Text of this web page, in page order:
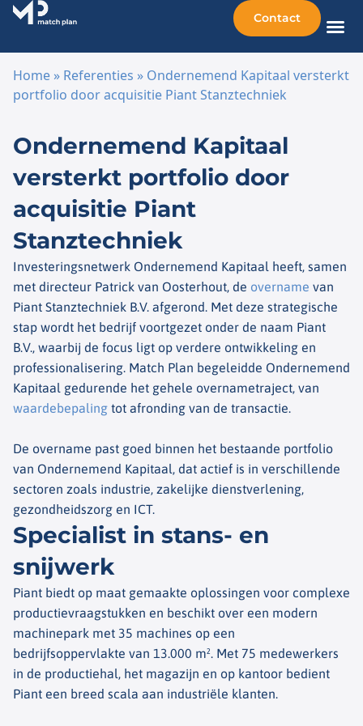
Contact
Home » Referenties » Ondernemend Kapitaal versterkt
portfolio door acquisitie Piant Stanztechniek
Ondernemend Kapitaal
versterkt portfolio door
acquisitie Piant
Stanztechniek
Investeringsnetwerk Ondernemend Kapitaal heeft, samen
met directeur Patrick van Oosterhout, de overname van
Piant Stanztechniek B.V. afgerond. Met deze strategische
stap wordt het bedrijf voortgezet onder de naam Piant
B.V., waarbij de focus ligt op verdere ontwikkeling en
professionalisering. Match Plan begeleidde Ondernemend
Kapitaal gedurende het gehele overnametraject, van
waardebepaling tot afronding van de transactie.
De overname past goed binnen het bestaande portfolio
van Ondernemend Kapitaal, dat actief is in verschillende
sectoren zoals industrie, zakelijke dienstverlening,
gezondheidszorg en ICT.
Specialist in stans- en
snijwerk
Piant biedt op maat gemaakte oplossingen voor complexe
productievraagstukken en beschikt over een modern
machinepark met 35 machines op een
bedrijfsoppervlakte van 13.000 m². Met 75 medewerkers
in de productiehal, het magazijn en op kantoor bedient
Piant een breed scala aan industriële klanten.